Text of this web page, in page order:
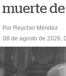
muerte
Por Reychel Méndez
08 de agosto de 2026,